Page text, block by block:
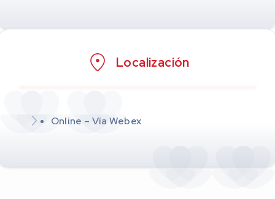
Localización
Online – Vía Webex